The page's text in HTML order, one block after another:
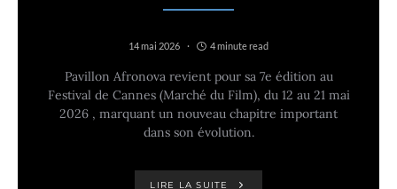
14 mai 2026 4 minute read
Pavillon Afronova revient pour sa 7e édition au
Festival de Cannes (Marché du Film), du 12 au 21 mai
2026 , marquant un nouveau chapitre important
dans son évolution.
LIRE LA SUITE